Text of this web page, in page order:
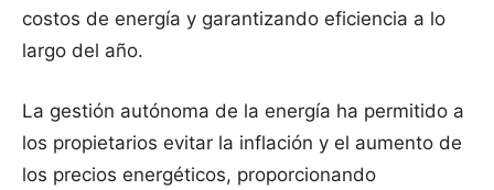
costos de energía y garantizando eficiencia a lo
largo del año.
La gestión autónoma de la energía ha permitido a
los propietarios evitar la inflación y el aumento de
los precios energéticos, proporcionando